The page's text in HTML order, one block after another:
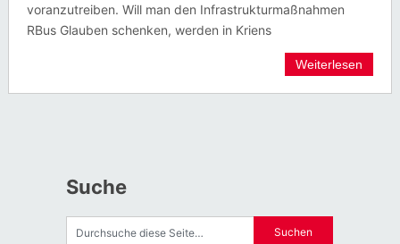
voranzutreiben. Will man den Infrastrukturmaßnahmen
RBus Glauben schenken, werden in Kriens
Weiterlesen
Suche